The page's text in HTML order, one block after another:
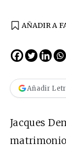
AÑADIR A
Añadir
Jacques